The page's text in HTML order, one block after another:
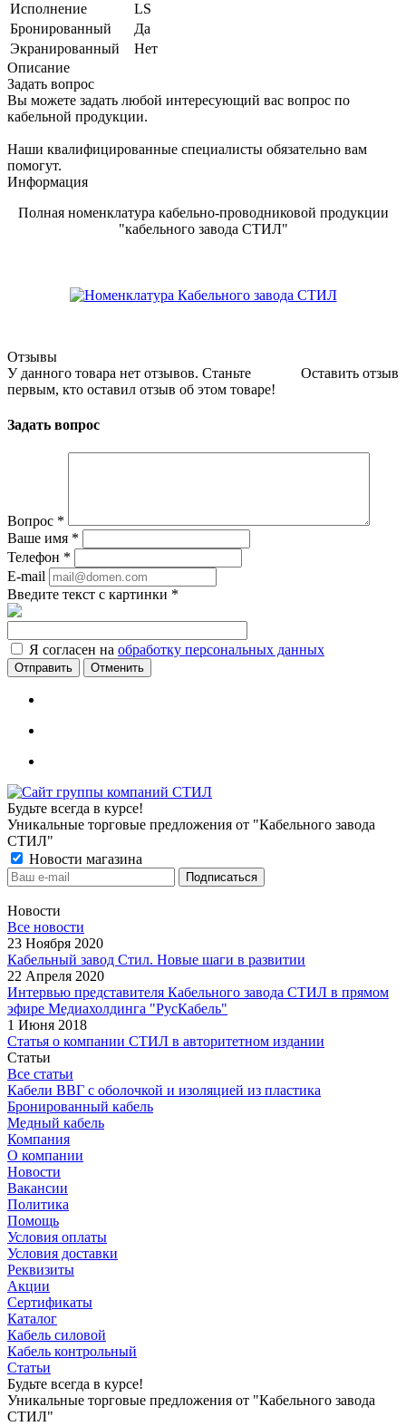
Исполнение
LS
Бронированный
Да
Экранированный
Нет
Описание
Задать вопрос
Вы можете задать любой интересующий вас вопрос по
кабельной продукции.
Наши квалифицированные специалисты обязательно вам
помогут.
Информация
Полная номенклатура кабельно-проводниковой продукции
"кабельного завода СТИЛ"
Отзывы
Оставить отзыв
У данного товара нет отзывов. Станьте
первым, кто оставил отзыв об этом товаре!
Задать вопрос
Вопрос *
Ваше имя *
Телефон *
E-mail
Введите текст с картинки *
Я согласен на обработку персональных данных
Отменить
Будьте всегда в курсе!
Уникальные торговые предложения от "Кабельного завода
СТИЛ"
Новости магазина
Новости
Все новости
23 Ноября 2020
Кабельный завод Стил. Новые шаги в развитии
22 Апреля 2020
Интервью представителя Кабельного завода СТИЛ в прямом
эфире Медиахолдинга "РусКабель"
1 Июня 2018
Статья о компании СТИЛ в авторитетном издании
Статьи
Все статьи
Кабели ВВГ с оболочкой и изоляцией из пластика
Бронированный кабель
Медный кабель
Компания
О компании
Новости
Вакансии
Политика
Помощь
Условия оплаты
Условия доставки
Реквизиты
Акции
Сертификаты
Каталог
Кабель силовой
Кабель контрольный
Статьи
Будьте всегда в курсе!
Уникальные торговые предложения от "Кабельного завода
СТИЛ"